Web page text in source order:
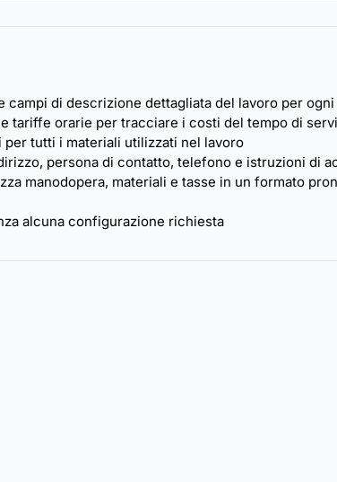
di descrizione dettagliata del lavoro per
tariffe orarie per tracciare i costi del tempo di
tutti i materiali utilizzati nel lavoro
persona di contatto, telefono e istruzioni di
manodopera, materiali e tasse in un formato
alcuna configurazione richiesta